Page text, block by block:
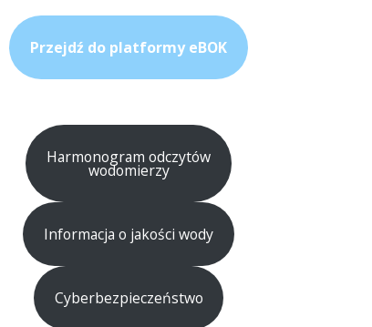
Przejdź do platformy eBOK
Harmonogram odczytów
wodomierzy
Informacja o jakości wody
Cyberbezpieczeństwo